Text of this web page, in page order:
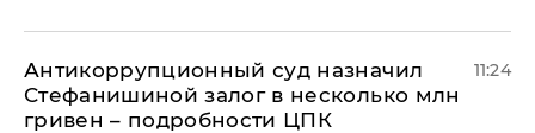
Антикоррупционный суд назначил
Стефанишиной залог в несколько млн
гривен – подробности ЦПК
11:24